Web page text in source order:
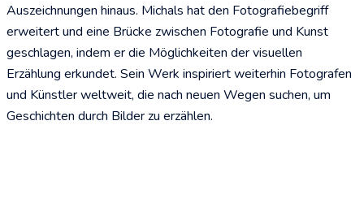
Auszeichnungen hinaus. Michals hat den Fotografiebegriff
erweitert und eine Brücke zwischen Fotografie und Kunst
geschlagen, indem er die Möglichkeiten der visuellen
Erzählung erkundet. Sein Werk inspiriert weiterhin Fotografen
und Künstler weltweit, die nach neuen Wegen suchen, um
Geschichten durch Bilder zu erzählen.